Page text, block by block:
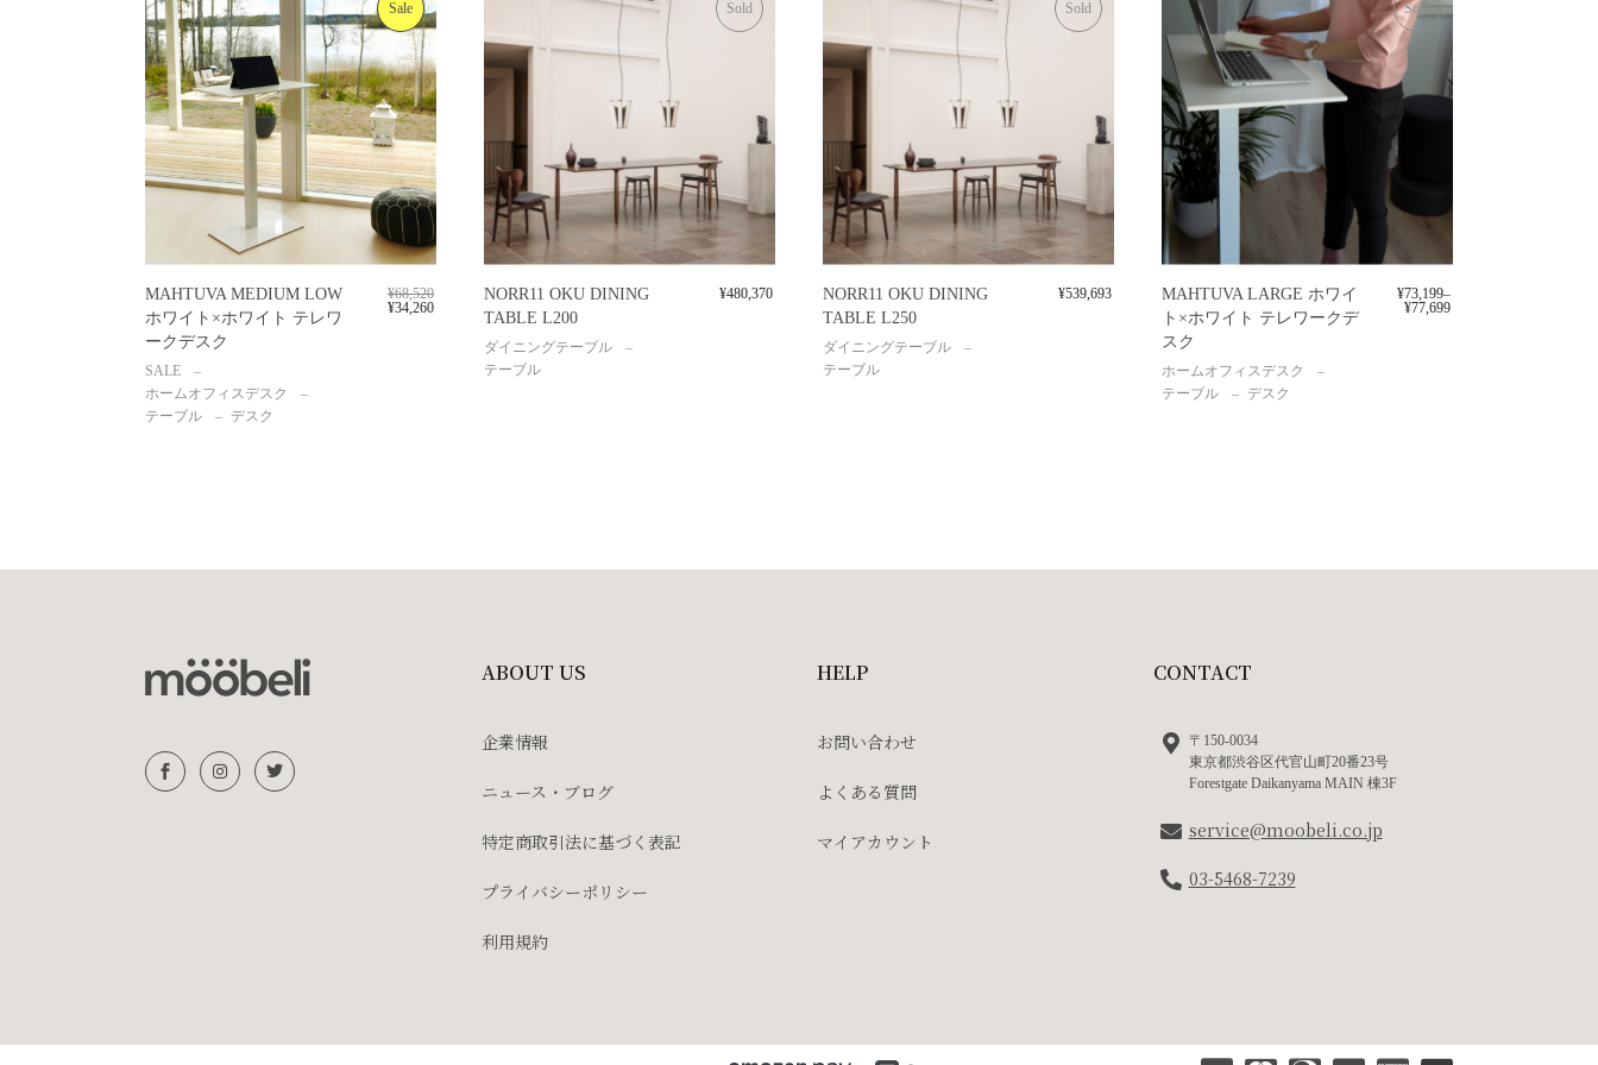
Sale
MAHTUVA MEDIUM LOW
ホワイト×ホワイト テレワ
ークデスク
SALE
ホームオフィスデスク
テーブル
デスク
¥68,520
¥34,260
Sold
NORR11 OKU DINING
TABLE L200
ダイニングテーブル
テーブル
¥480,370
Sold
NORR11 OKU DINING
TABLE L250
ダイニングテーブル
テーブル
¥539,693
Sold
MAHTUVA LARGE ホワイ
ト×ホワイト テレワークデ
スク
ホームオフィスデスク
テーブル
デスク
¥73,199–
¥77,699
ABOUT US
企業情報
ニュース・ブログ
特定商取引法に基づく表記
プライバシーポリシー
利用規約
HELP
お問い合わせ
よくある質問
マイアカウント
CONTACT
〒150-0034
東京都渋谷区代官山町20番23号
Forestgate Daikanyama MAIN 棟3F
service@moobeli.co.jp
03-5468-7239